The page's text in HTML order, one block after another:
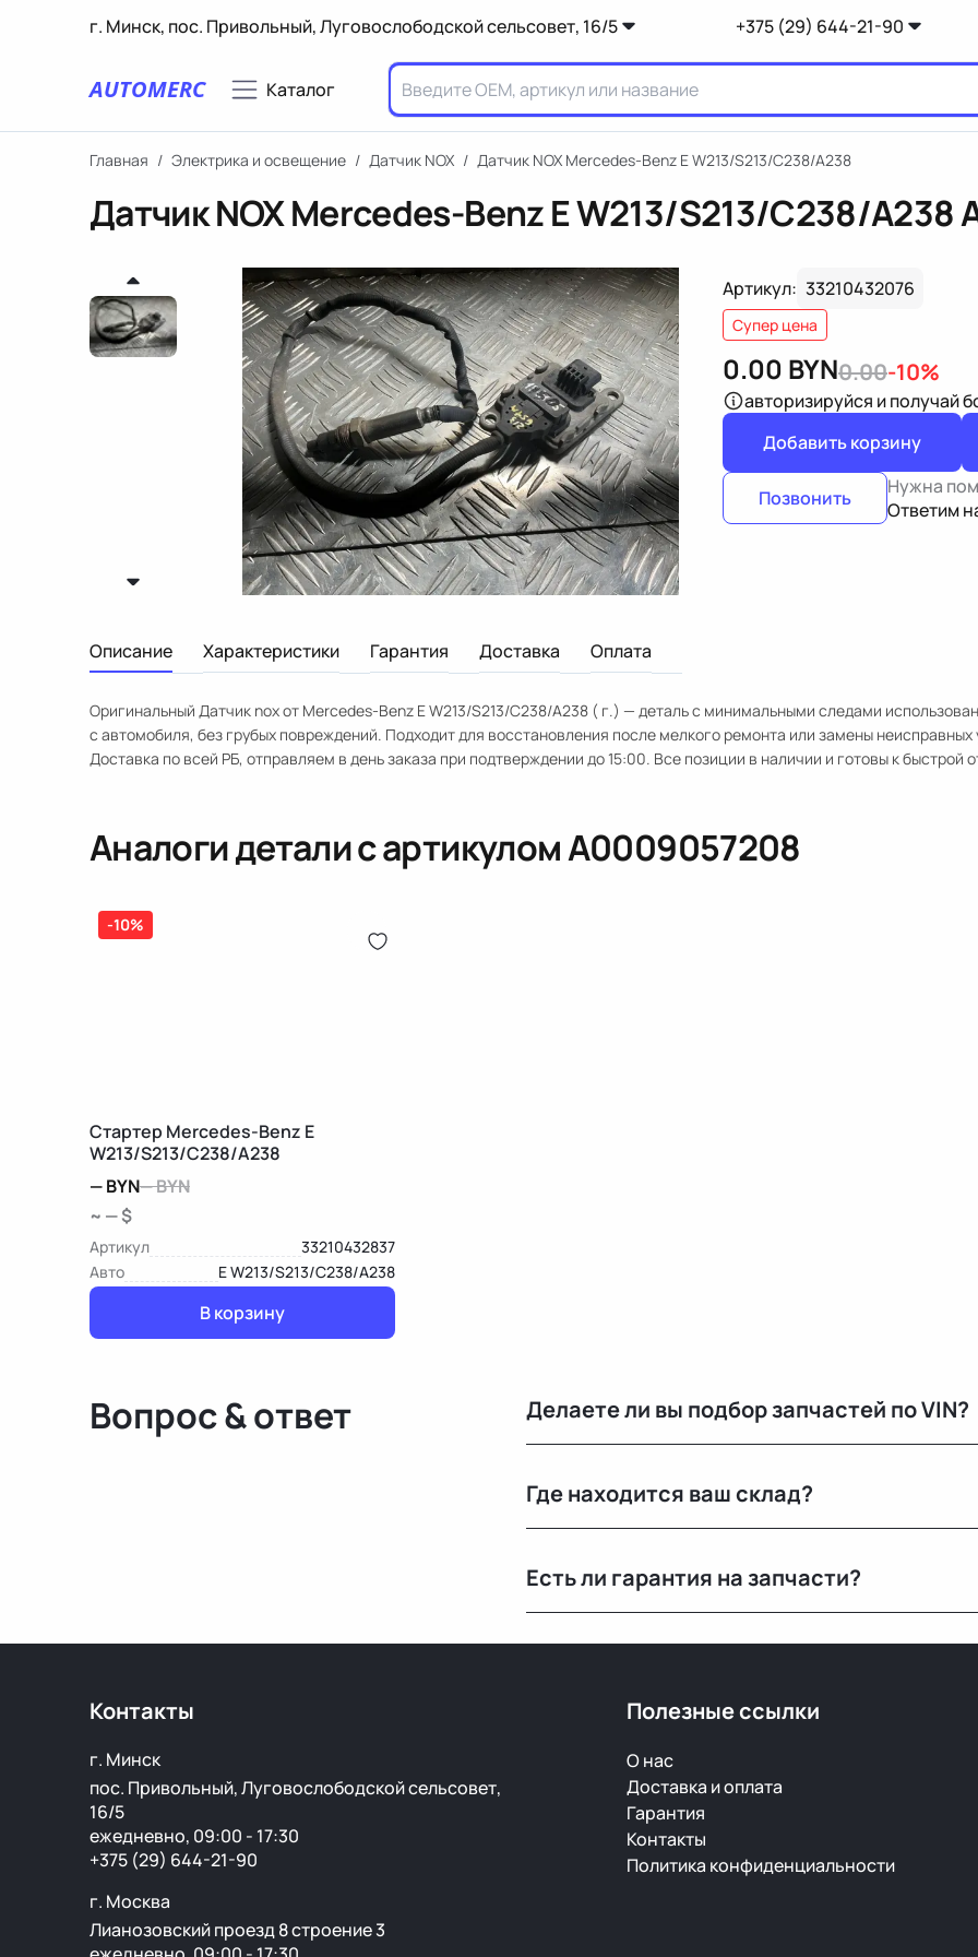
г. Минск, пос. Привольный, Луговослободской сельсовет, 16/5 +375 (29) 644-21-90
AUTOMERC Каталог
Главная / Электрика и освещение / Датчик NOX / Датчик NOX Mercedes-Benz E W213/S213/C238/A238
Датчик NOX Mercedes-Benz E W213/S213/C238/A238
Артикул: 33210432076
Супер цена
0.00 BYN0.00-10%
авторизируйся и получай
Добавить корзину
Позвонить
Нужна
Ответим
Описание Характеристики Гарантия Доставка Оплата
Оригинальный Датчик nox от Mercedes-Benz E W213/S213/C238/A238 ( г.) — деталь с минимальными следами
с автомобиля, без грубых повреждений. Подходит для восстановления после мелкого ремонта или замены неисправных
Доставка по всей РБ, отправляем в день заказа при подтверждении до 15:00. Все позиции в наличии и готовы к быстрой
Аналоги детали с артикуломA0009057208
-10%
Стартер Mercedes-Benz E
W213/S213/C238/A238
—BYN—BYN
~ — $
Артикул
33210432837
Авто
E W213/S213/C238/A238
В корзину
Вопрос & ответ Делаете ли вы подбор запчастей по VIN?
старой детали или номер по каталогу.
Где находится ваш склад?
РФ.
Есть ли гарантия на запчасти?
Контакты
г. Минск
пос. Привольный, Луговослободской сельсовет,
16/5
ежедневно, 09:00 - 17:30
+375 (29) 644-21-90
г. Москва
Лианозовский проезд 8 строение 3
Полезные ссылки
О нас
Доставка и оплата
Гарантия
Контакты
Политика конфиденциальности